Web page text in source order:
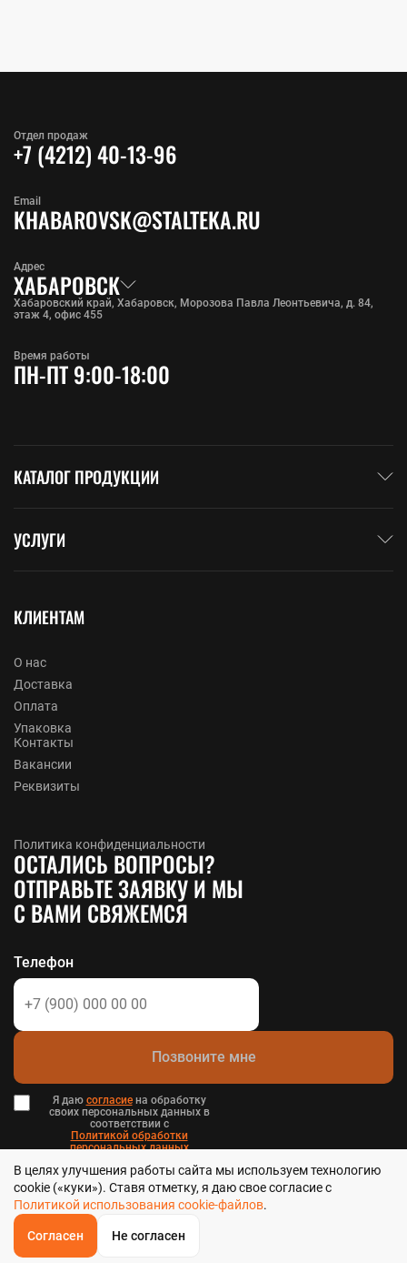
ОБРАТНЫЙЗВОНОК
Отдел продаж
+7 (4212) 40-13-96
Адрес
ХАБАРОВСК
Хабаровский край, Хабаровск, Морозова Павла Леонтьевича, д. 84,
этаж 4, офис 455
Email
KHABAROVSK@STALTEKA.RU
Время работы
ПН-ПТ 9:00-18:00
КАТАЛОГ ПРОДУКЦИИ
УСЛУГИ
КЛИЕНТАМ
О нас
Доставка
Оплата
Упаковка
Контакты
Вакансии
Реквизиты
Политика конфиденциальности
ОСТАЛИСЬ ВОПРОСЫ?
ОТПРАВЬТЕ ЗАЯВКУ И МЫ
С ВАМИ СВЯЖЕМСЯ
Телефон
Позвоните мне
Я даю согласиена обработку
своих персональных данных в
соответствии с
Политикой обработки
персональных данных
Пользовательским соглашением .
Стальтека - библиотека стальных решений в Хабаровске, 2026
Главная
В целях улучшения работы сайта мы используем технологию
cookie («куки»). Ставя отметку, я даю свое согласие с
Политикой использования cookie-файлов.
Согласен Не согласен